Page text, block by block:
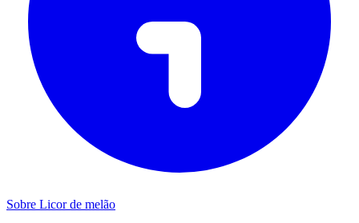
Sobre Licor de melão